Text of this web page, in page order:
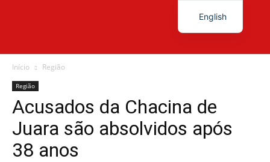
Diário
News
Início Região
Região
Acusados da Chacina de
Juara são absolvidos após
38 anos
English